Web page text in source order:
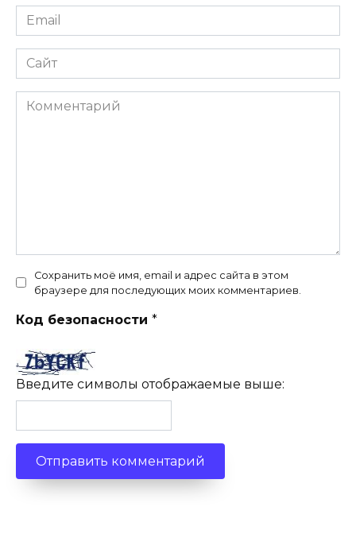
Email
*
Сайт
Комментарий
Сохранить моё имя, email и адрес сайта в этом
браузере для последующих моих комментариев.
Код безопасности *
Введите символы отображаемые выше: